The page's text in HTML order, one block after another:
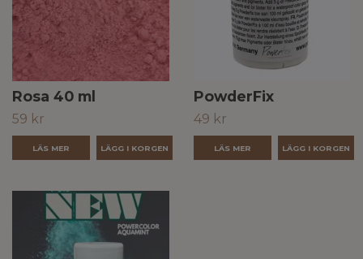
Rosa 40 ml
59 kr
LÄS MER
PowderFix
49 kr
LÄS MER